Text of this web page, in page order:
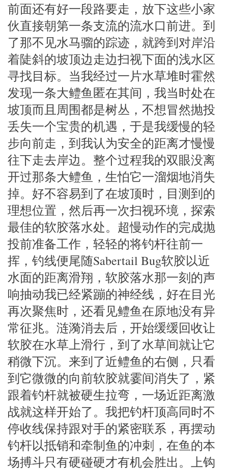
前面还有好一段路要走，放下这些小家
伙直接朝第一条支流的流水口前进。到
了那不见水马骝的踪迹，就跨到对岸沿
着陡斜的坡顶边走边扫视下面的浅水区
寻找目标。当我经过一片水草堆时霍然
发现一条大鳢鱼匿在其间，我当时处在
坡顶而且周围都是树丛，不想冒然抛投
丢失一个宝贵的机遇，于是我缓慢的轻
步向前走，到我认为安全的距离才慢慢
往下走去岸边。整个过程我的双眼没离
开过那条大鳢鱼，生怕它一溜烟地消失
掉。好不容易到了在坡顶时，目测到的
理想位置，然后再一次扫视环境，探索
最佳的软胶落水处。超慢动作的完成抛
投前准备工作，轻轻的将钓杆往前一
挥，钓线便尾随Sabertail Bug软胶以近
水面的距离滑翔，软胶落水那一刻的声
响抽动我已经紧蹦的神经线，好在目光
再次聚焦时，还看见鳢鱼在原地没有异
常征兆。涟漪消去后，开始缓缓回收让
软胶在水草上滑行，到了水草间就让它
稍微下沉。来到了近鳢鱼的右侧，只看
到它微微的向前软胶就霎间消失了，紧
跟着钓杆就被硬生拉弯，一场近距离激
战就这样开始了。我把钓杆顶高同时不
停收线保持跟对手的紧密联系，再摆动
钓杆以抵销和牵制鱼的冲刺，在鱼的本
场搏斗只有硬碰硬才有机会胜出。上钩